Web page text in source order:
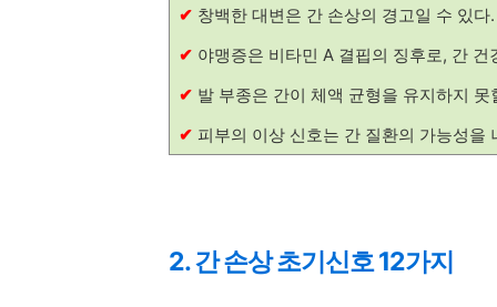
✔ 창백한 대변은 간 손상의 경고일 수 있다.
✔ 야맹증은 비타민 A 결핍의 징후로, 간 건
✔ 발 부종은 간이 체액 균형을 유지하지
✔ 피부의 이상 신호는 간 질환의 가능성을
2. 간 손상 초기신호 12가지